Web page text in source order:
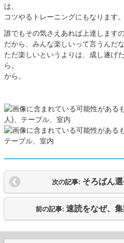
は、 手を抜
コツやるトレーニングにもなります。
誰でもその気さえあれば上達します
だから、みんな楽しいって言うんだな
ただ楽しいというよりは、成し遂げ
ら。 そして、先
から。
次の記事: そろばん
前の記事: 速読をなぜ、